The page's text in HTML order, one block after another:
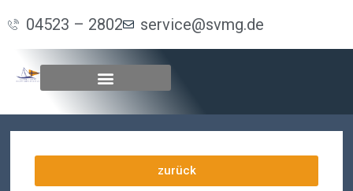
04523 – 2802 service@svmg.de
zurück